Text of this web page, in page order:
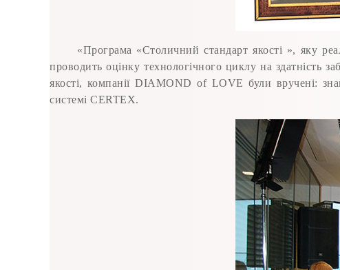
«Програма «Столичний стандарт якості », яку
проводить оцінку технологічного циклу на здатність
якості, компанії DIAMOND of LOVE були вручені:
системі CERTEX.